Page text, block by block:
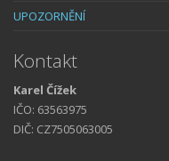
UPOZORNĚNÍ
Kontakt
Karel Čížek
IČO: 63563975
DIČ: CZ7505063005